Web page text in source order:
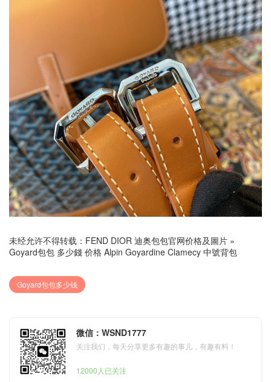
未经允许不得转载： FEND DIOR 迪奥包包官网价格及圖片 »
Goyard包包 多少錢 价格 Alpin Goyardine Clamecy 中號背包
Goyard包包多少钱
微信：WSND1777
关注我们，每天分享更多有趣的事儿，有趣有料！
12000人已关注